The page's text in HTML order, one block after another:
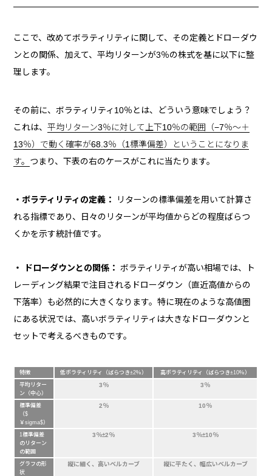
ここで、改めてボラティリティに関して、その定義とドローダウ
ンとの関係、加えて、平均リターンが3％の株式を基に以下に整
理します。
その前に、ボラティリティ10％とは、どういう意味でしょう？
これは、平均リターン3％に対して上下10％の範囲 （−7％～＋
13％） で動く確率が68.3％（1標準偏差）ということになりま
す。 つまり、下表の右のケースがこれに当たります。
・ボラティリティの定義：
リターンの標準偏差を用いて計算さ
れる指標であり、日々のリターンが平均値からどの程度ばらつ
くかを示す統計値です。
・ ドローダウンとの関係： ボラティリティが高い相場では、ト
レーディング結果で注目されるドローダウン（直近高値からの
下落率）も必然的に大きくなります。特に現在のような高値圏
にある状況では、高いボラティリティは大きなドローダウンと
セットで考えるべきものです。
特徴 低ボラティリティ（ばらつき±2％）
高ボラティリティ（ばらつき±10％）
平均リター
ン（中心）
3％ 3％
標準偏差
（$
￥sigma$）
2％ 10％
1標準偏差
のリターン
の範囲
3％±2％ 3％±10％
グラフの形
状
縦に細く、高いベルカーブ 縦に平たく、幅広いベルカーブ